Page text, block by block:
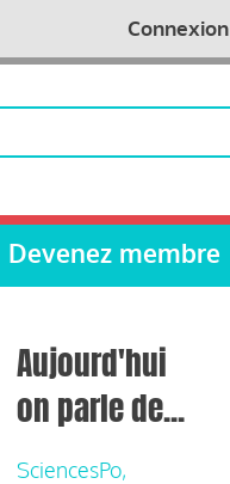
Connexion
Devenez membre
Aujourd'hui
on parle de...
SciencesPo,